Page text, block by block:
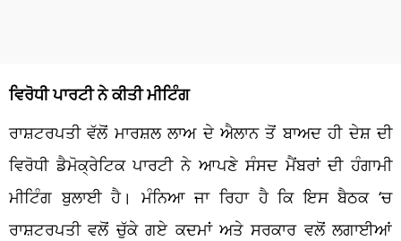
ਵਿਰੋਧੀ ਪਾਰਟੀ ਨੇ ਕੀਤੀ ਮੀਟਿੰਗ
ਰਾਸ਼ਟਰਪਤੀ ਵੱਲੋਂ ਮਾਰਸ਼ਲ ਲਾਅ ਦੇ ਐਲਾਨ ਤੋਂ ਬਾਅਦ ਹੀ ਦੇਸ਼ ਦੀ
ਵਿਰੋਧੀ ਡੈਮੋਕ੍ਰੇਟਿਕ ਪਾਰਟੀ ਨੇ ਆਪਣੇ ਸੰਸਦ ਮੈਂਬਰਾਂ ਦੀ ਹੰਗਾਮੀ
ਮੀਟਿੰਗ ਬੁਲਾਈ ਹੈ। ਮੰਨਿਆ ਜਾ ਰਿਹਾ ਹੈ ਕਿ ਇਸ ਬੈਠਕ ‘ਚ
ਰਾਸ਼ਟਰਪਤੀ ਵਲੋਂ ਚੁੱਕੇ ਗਏ ਕਦਮਾਂ ਅਤੇ ਸਰਕਾਰ ਵਲੋਂ ਲਗਾਈਆਂ